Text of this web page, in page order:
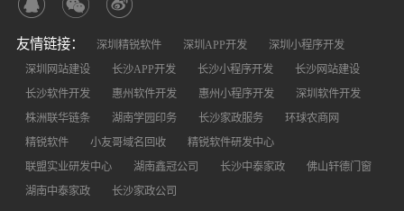
友情链接： 深圳精锐软件 深圳APP开发
深圳小程序开发
深圳网站建设
长沙APP开发 长沙小程序开发
长沙网站建设
长沙软件开发
惠州软件开发 惠州小程序开发
深圳软件开发
株洲联华链条
湖南学园印务 长沙家政服务
环球农商网
精锐软件
小友哥域名回收
精锐软件研发中心
联盟实业研发中心
湖南鑫冠公司 长沙中泰家政
佛山轩德门窗
湖南中泰家政
长沙家政公司